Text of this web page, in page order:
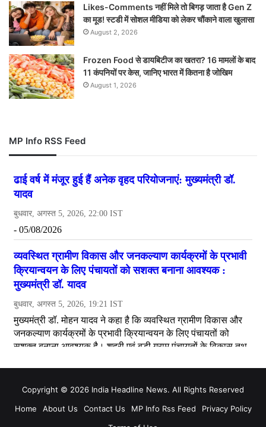
Likes-Comments नहीं मिले तो बिगड़ जाता है Gen Z
का मूड! स्टडी में सोशल मीडिया को लेकर चौंकाने वाला खुलासा
August 2, 2026
Frozen Food से डायबिटीज का खतरा? 16 मामलों के बाद
11 कंपनियों पर केस, जानिए भारत में कितना है जोखिम
August 1, 2026
MP Info RSS Feed
Copyright © 2026 India Headline News. All Rights Reserved
Home
About Us Contact Us MP Info Rss Feed
Privacy Policy